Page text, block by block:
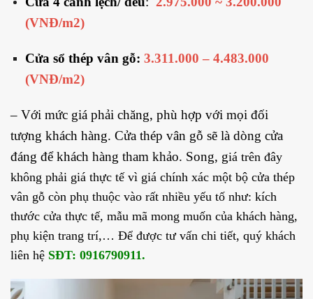
(VNĐ/m2)
Cửa sổ thép vân gỗ: 3.311.000 – 4.483.000
(VNĐ/m2)
– Với mức giá phải chăng, phù hợp với mọi đối
tượng khách hàng. Cửa thép vân gỗ sẽ là dòng cửa
đáng để khách hàng tham khảo. Song, giá trên đây
không phải giá thực tế vì giá chính xác một bộ cửa thép
vân gỗ còn phụ thuộc vào rất nhiều yếu tố như: kích
thước cửa thực tế, mẫu mã mong muốn của khách hàng,
phụ kiện trang trí,… Để được tư vấn chi tiết, quý khách
liên hệ SĐT: 0916790911.